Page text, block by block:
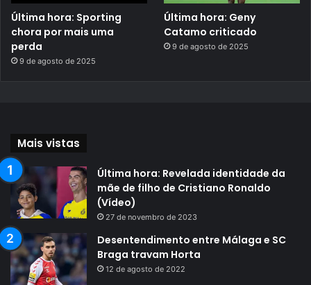
Última hora: Sporting
chora por mais uma
perda
9 de agosto de 2025
Última hora: Geny
Catamo criticado
9 de agosto de 2025
Mais vistas
Última hora: Revelada identidade da
mãe de filho de Cristiano Ronaldo
(Vídeo)
27 de novembro de 2023
Desentendimento entre Málaga e SC
Braga travam Horta
12 de agosto de 2022